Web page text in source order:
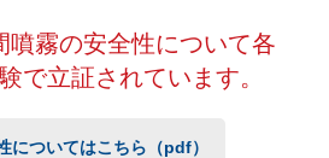
噴霧の安全性について各
で立証されています。
についてはこちら（pdf）